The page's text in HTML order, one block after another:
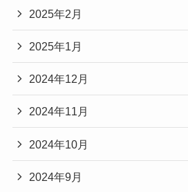
2025年2月
2025年1月
2024年12月
2024年11月
2024年10月
2024年9月